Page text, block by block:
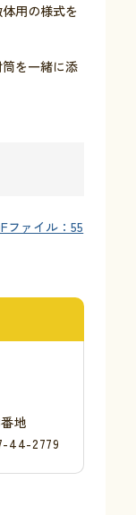
用の様式を
を一緒に添
ファイル：55
地
44-2779